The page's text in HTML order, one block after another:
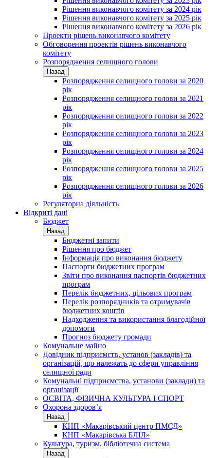
Рішення виконавчого комітету за 2024 рік
Рішення виконавчого комітету за 2025 рік
Рішення виконавчого комітету за 2026 рік
Проекти рішень виконавчого комітету
Обговорення проектів рішень виконавчого
комітету
Розпорядження селищного голови
Назад
Розпорядження селищного голови за 2020
рік
Розпорядження селищного голови за 2021
рік
Розпорядження селищного голови за 2022
рік
Розпорядження селищного голови за 2023
рік
Розпорядження селищного голови за 2024
рік
Розпорядження селищного голови за 2025
рік
Розпорядження селищного голови за 2026
рік
Регуляторна діяльність
Відкриті дані
Бюджет
Назад
Бюджетні запити
Рішення про бюджет
Інформація про виконання бюджету
Паспорти бюджетних програм
Звіти про виконання паспортів бюджетних
програм
Перелік бюджетних, цільових програм
Перелік розпорядників та отримувачів
бюджетних коштів
Надходження та використання благодійної
допомоги
Прогноз бюджету громади
Комунальне майно
Довідник підприємств, установ (закладів) та
організацій, що належать до сфери управління
селищної ради
Комунальні підприємства, установи (заклади) та
організації
ОСВІТА, ФІЗИЧНА КУЛЬТУРА І СПОРТ
Охорона здоров’я
Назад
КНП «Макарівський центр ПМСД»
КНП «Макарівська БЛІЛ»
Культура, туризм, бібліотечна система
Назад